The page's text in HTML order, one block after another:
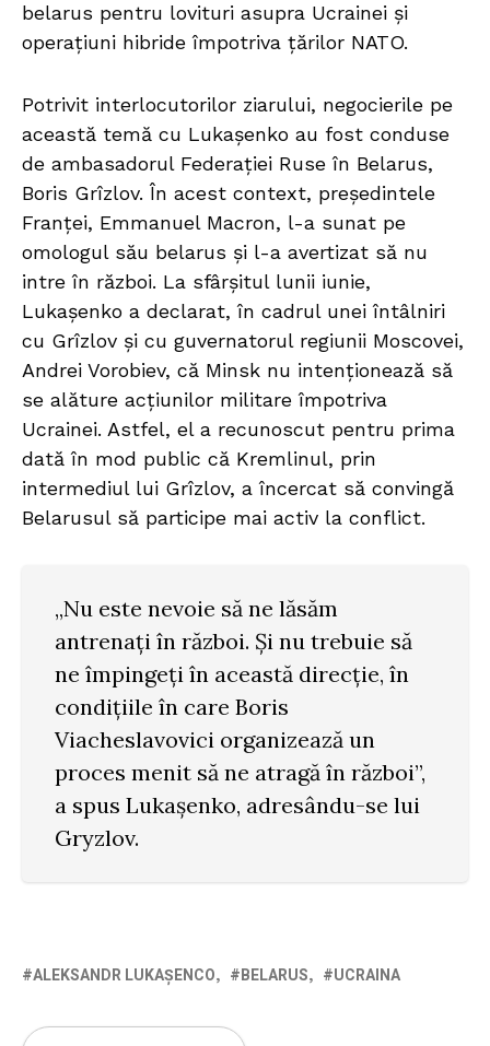
belarus pentru lovituri asupra Ucrainei și
operațiuni hibride împotriva țărilor NATO.
Potrivit interlocutorilor ziarului, negocierile pe
această temă cu Lukașenko au fost conduse
de ambasadorul Federației Ruse în Belarus,
Boris Grîzlov. În acest context, președintele
Franței, Emmanuel Macron, l-a sunat pe
omologul său belarus și l-a avertizat să nu
intre în război. La sfârșitul lunii iunie,
Lukașenko a declarat, în cadrul unei întâlniri
cu Grîzlov și cu guvernatorul regiunii Moscovei,
Andrei Vorobiev, că Minsk nu intenționează să
se alăture acțiunilor militare împotriva
Ucrainei. Astfel, el a recunoscut pentru prima
dată în mod public că Kremlinul, prin
intermediul lui Grîzlov, a încercat să convingă
Belarusul să participe mai activ la conflict.
„Nu este nevoie să ne lăsăm
antrenați în război. Și nu trebuie să
ne împingeți în această direcție, în
condițiile în care Boris
Viacheslavovici organizează un
proces menit să ne atragă în război”,
a spus Lukașenko, adresându-se lui
Gryzlov.
ALEKSANDR LUKAȘENCO BELARUS UCRAINA